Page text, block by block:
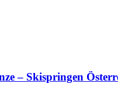
– Skispringen